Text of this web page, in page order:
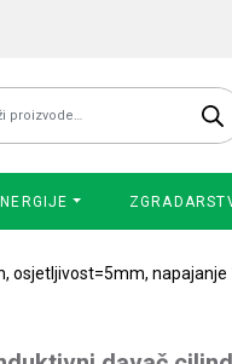
osjetljivost=5mm,